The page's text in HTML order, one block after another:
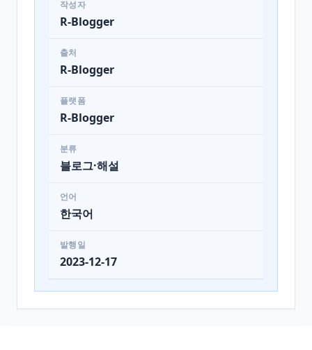
작성자
R-Blogger
출처
R-Blogger
플랫폼
R-Blogger
분류
블로그·해설
언어
한국어
발행일
2023-12-17